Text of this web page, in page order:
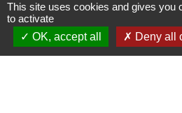
Horaires
Du lundi au vendredi de
This site uses cookies and gives you
to activate
OK, accept all
Deny all